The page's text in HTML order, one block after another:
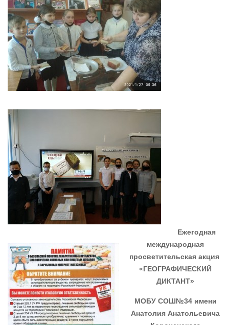
Ежегодная
международная
просветительская акция
«ГЕОГРАФИЧЕСКИЙ
ДИКТАНТ»
МОБУ СОШ№34 имени
Анатолия Анатольевича